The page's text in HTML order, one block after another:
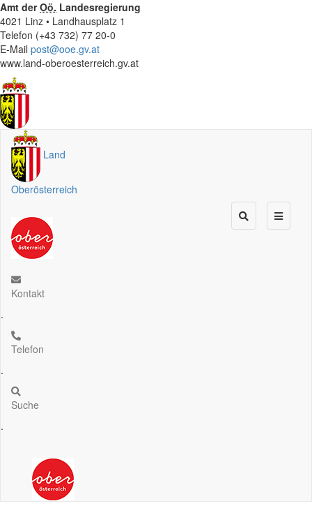
Amt derOö. Landesregierung
4021 Linz • Landhausplatz 1
Telefon (+43 732) 77 20-0
E-Mail post@ooe.gv.at
www.land-oberoesterreich.gv.at
Land
Oberösterreich
Kontakt
.
Telefon
.
Suche
.